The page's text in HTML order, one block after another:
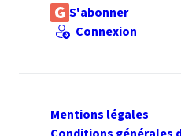
S'abonner
Connexion
Mentions légales